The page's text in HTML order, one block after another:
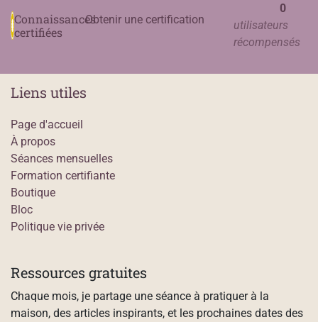
Connaissances
certifiées
Obtenir une certification
0
utilisateurs
récompensés
Liens utiles
Page d'accueil
À propos
Séances mensuelles
Formation certifiante
Boutique
Bloc
Politique vie privée
Ressources gratuites
Chaque mois, je partage une séance à pratiquer à la
maison, des articles inspirants, et les prochaines dates des